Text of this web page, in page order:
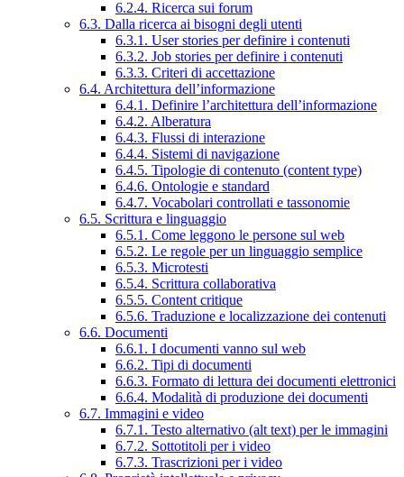
6.2.4. Ricerca sui forum
6.3. Dalla ricerca ai bisogni degli utenti
6.3.1. User stories per definire i contenuti
6.3.2. Job stories per definire i contenuti
6.3.3. Criteri di accettazione
6.4. Architettura dell’informazione
6.4.1. Definire l’architettura dell’informazione
6.4.2. Alberatura
6.4.3. Flussi di interazione
6.4.4. Sistemi di navigazione
6.4.5. Tipologie di contenuto (content type)
6.4.6. Ontologie e standard
6.4.7. Vocabolari controllati e tassonomie
6.5. Scrittura e linguaggio
6.5.1. Come leggono le persone sul web
6.5.2. Le regole per un linguaggio semplice
6.5.3. Microtesti
6.5.4. Scrittura collaborativa
6.5.5. Content critique
6.5.6. Traduzione e localizzazione dei contenuti
6.6. Documenti
6.6.1. I documenti vanno sul web
6.6.2. Tipi di documenti
6.6.3. Formato di lettura dei documenti elettronici
6.6.4. Modalità di produzione dei documenti
6.7. Immagini e video
6.7.1. Testo alternativo (alt text) per le immagini
6.7.2. Sottotitoli per i video
6.7.3. Trascrizioni per i video